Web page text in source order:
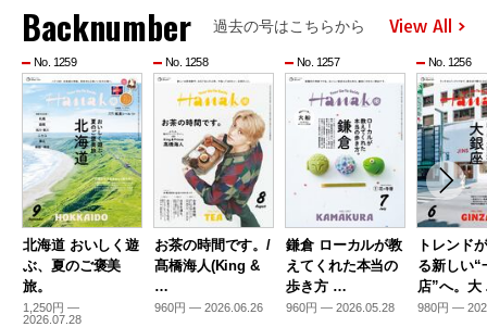
Backnumber 過去の号はこちらから View All
No. 1259
北海道 おいしく遊
ぶ、夏のご褒美
旅。
1,250円 —
2026.07.28
No. 1258
お茶の時間です。/
髙橋海人(King &
…
960円 — 2026.06.26
No. 1257
鎌倉 ローカルが教
えてくれた本当の
歩き方 …
960円 — 2026.05.28
No. 1256
トレンド
る新しい“
店”へ。
980円 —